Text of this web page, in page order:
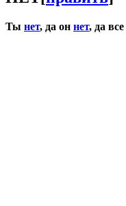
Ты нет, да он нет, да все